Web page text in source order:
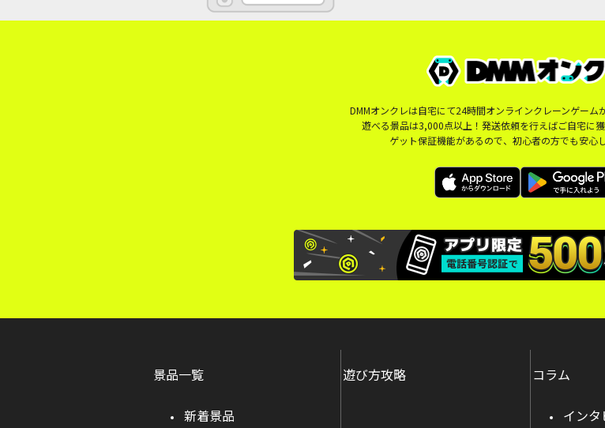
DMMオンクレは自宅にて24時間オンラインクレーンゲーム
遊べる景品は3,000点以上！発送依頼を行えばご自宅に
ゲット保証機能があるので、初心者の方でも安心
景品一覧
新着景品
遊び方攻略 コラム
インタ